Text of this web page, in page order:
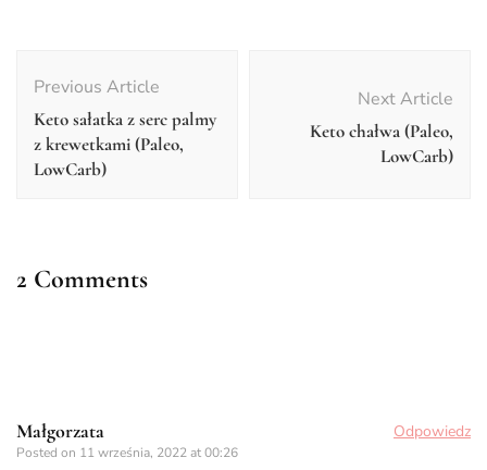
Navigation
Previous Article
Keto sałatka z serc palmy
z krewetkami (Paleo,
LowCarb)
Next Article
Keto chałwa (Paleo,
LowCarb)
2 Comments
Małgorzata
Posted on 11 września, 2022 at 00:26
Odpowiedz